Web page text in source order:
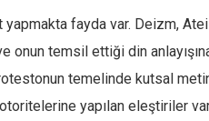
fayda var. Deizm,
onun temsil ettiği din
temelinde kutsal
otoritelerine yapılan eleştiriler